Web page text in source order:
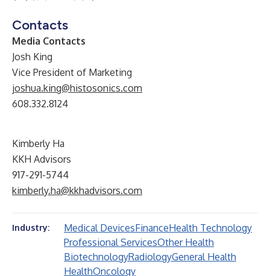
Contacts
Media Contacts
Josh King
Vice President of Marketing
joshua.king@histosonics.com
608.332.8124
Kimberly Ha
KKH Advisors
917-291-5744
kimberly.ha@kkhadvisors.com
Industry: Medical DevicesFinanceHealth Technology
Professional ServicesOther Health
BiotechnologyRadiologyGeneral Health
HealthOncology